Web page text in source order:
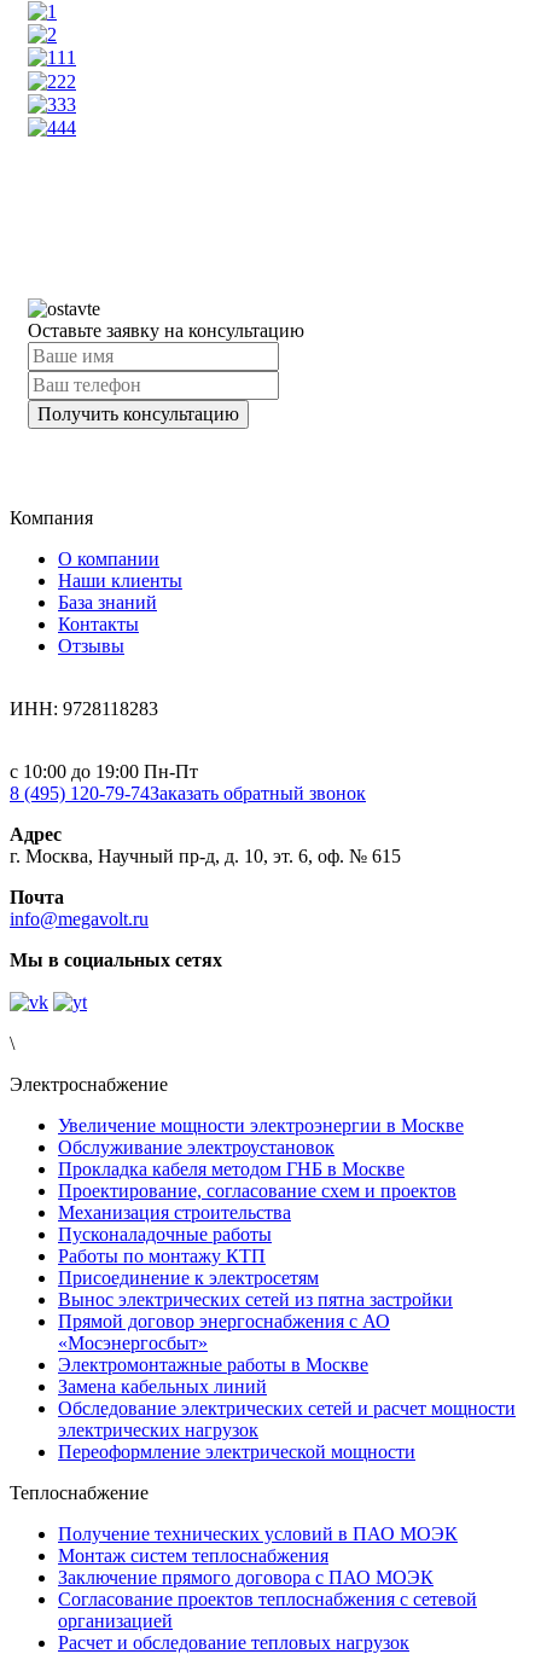
Оставьте заявку на консультацию
Компания
О компании
Наши клиенты
База знаний
Контакты
Отзывы
ИНН: 9728118283
с 10:00 до 19:00 Пн-Пт
8 (495) 120-79-74Заказать обратный звонок
Адрес
г. Москва, Научный пр-д, д. 10, эт. 6, оф. № 615
Почта
info@megavolt.ru
Мы в социальных сетях
\
Электроснабжение
Увеличение мощности электроэнергии в Москве
Обслуживание электроустановок
Прокладка кабеля методом ГНБ в Москве
Проектирование, согласование схем и проектов
Механизация строительства
Пусконаладочные работы
Работы по монтажу КТП
Присоединение к электросетям
Вынос электрических сетей из пятна застройки
Прямой договор энергоснабжения с АО
«Мосэнергосбыт»
Электромонтажные работы в Москве
Замена кабельных линий
Обследование электрических сетей и расчет мощности
электрических нагрузок
Переоформление электрической мощности
Теплоснабжение
Получение технических условий в ПАО МОЭК
Монтаж систем теплоснабжения
Заключение прямого договора с ПАО МОЭК
Согласование проектов теплоснабжения с сетевой
организацией
Расчет и обследование тепловых нагрузок